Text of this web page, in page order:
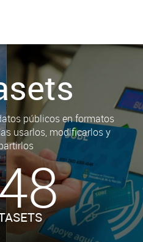
públicos en formatos
usarlos, modificarlos y